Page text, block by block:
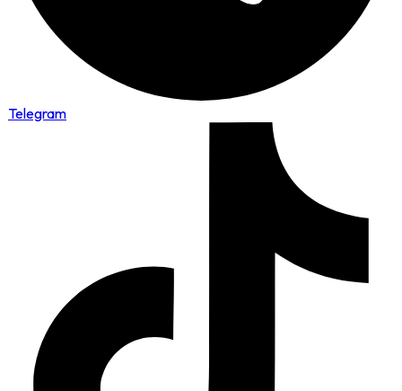
Telegram